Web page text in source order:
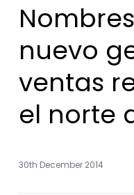
nuevo
ventas
el norte
30th December 2014